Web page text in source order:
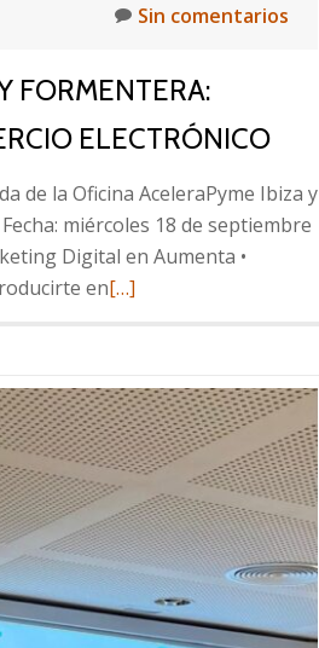
Sin comentarios
FORMENTERA:
ELECTRÓNICO
de la Oficina AceleraPyme Ibiza y
miércoles 18 de septiembre
Digital en Aumenta •
enLeer
Oficina
AceleraPyme
Ibiza
Formentera:
Evento
online
gratuito
[…]